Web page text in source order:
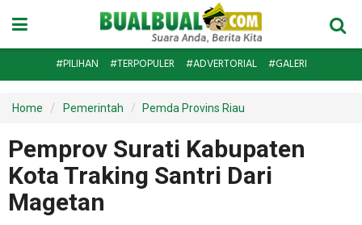
#PILIHAN #TERPOPULER #ADVERTORIAL #GALERI
Home Pemerintah Pemda Provins Riau
Pemprov Surati Kabupaten
Kota Traking Santri Dari
Magetan